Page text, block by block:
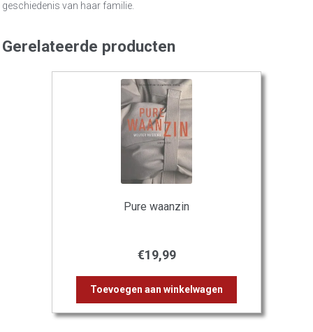
geschiedenis van haar familie.
Gerelateerde producten
Pure waanzin
€19,99
Toevoegen aan winkelwagen